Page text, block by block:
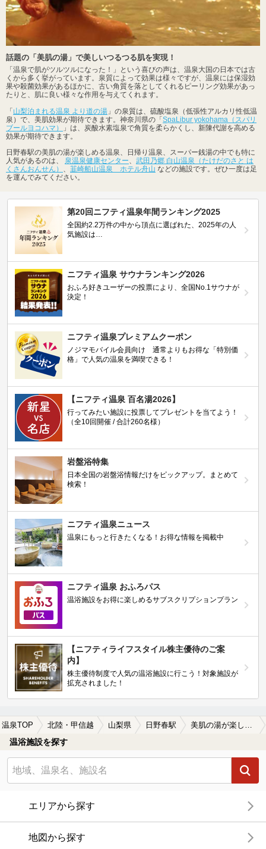
話題の「美肌の湯」で美しいつるつる肌を実現！
「温泉で肌がツルツルになった！」という喜びの声は、温泉大国の日本では古
くから多く挙がっています。泉質によって効果は様々ですが、温泉には保湿効
果や殺菌効果があるほかに、古い角質を落としてくれるピーリング効果があっ
たりと、肌に良い様々な作用を与えてくれます。
「山梨泊まれる温泉 より道の湯 」の泉質は、硫酸塩泉（低張性アルカリ性低温
泉）で、美肌効果が期待できます。神奈川県の「SpaLibur yokohama（スパリ
ブールヨコハマ）
」は、炭酸水素塩泉で角質を柔らかくし、新陳代謝を高める
効果が期待できます。
日野春駅の美肌の湯が楽しめる温泉、日帰り温泉、スーパー銭湯の中でも特に
人気があるのは、 泉温泉健康センター
武田乃郷 白山温泉（たけだのさと は
くさんおんせん）
韮崎船山温泉 ホテル舟山 などの施設です。ぜひ一度は足
を運んでみてください。
第20回ニフティ温泉年間ランキング2025
全国約2.2万件の中から頂点に選ばれた、2025年の人
気施設は…
ニフティ温泉 サウナランキング2026
おふろ好きユーザーの投票により、全国No.1サウナが
決定！
ニフティ温泉プレミアムクーポン
ノジマモバイル会員向け 通常よりもお得な「特別価
格」で人気の温泉を満喫できる！
【ニフティ温泉 百名湯2026】
行ってみたい施設に投票してプレゼントを当てよう！
（全10回開催 / 合計260名様）
岩盤浴特集
日本全国の岩盤浴情報だけをピックアップ。まとめて
検索！
ニフティ温泉ニュース
温泉にもっと行きたくなる！お得な情報を掲載中
ニフティ温泉 おふろパス
温浴施設をお得に楽しめるサブスクリプションプラン
【ニフティライフスタイル株主優待のご案
内】
株主優待制度で人気の温浴施設に行こう！対象施設が
拡充されました！
温泉TOP 北陸・甲信越 山梨県 日野春駅 美肌の湯が楽しめる日野春駅近くの温泉、日帰り温泉、スーパー銭湯おすすめ
温浴施設を探す
エリアから探す
地図から探す